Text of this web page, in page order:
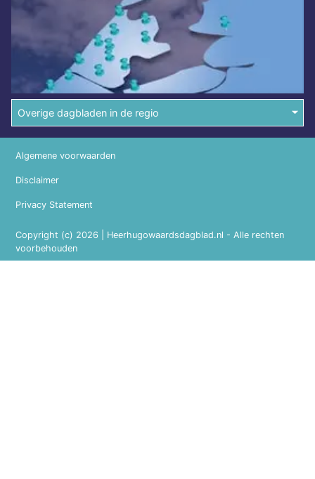
Overige dagbladen in de regio
Copyright (c) 2026 | Heerhugowaardsdagblad.nl - Alle rechten
voorbehouden
Algemene voorwaarden
Disclaimer
Privacy Statement